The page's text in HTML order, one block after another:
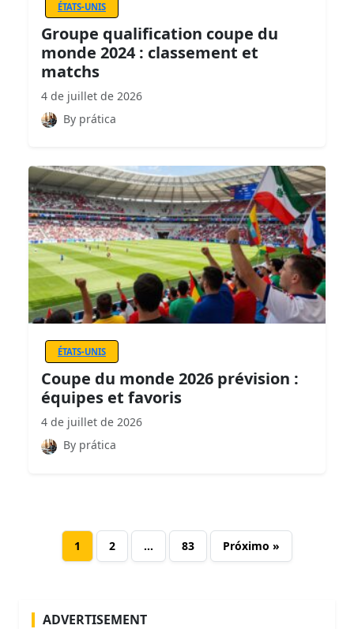
ÉTATS-UNIS
Groupe qualification coupe du
monde 2024 : classement et
matchs
4 de juillet de 2026
By prática
ÉTATS-UNIS
Coupe du monde 2026 prévision :
équipes et favoris
4 de juillet de 2026
By prática
1 2 … 83 Próximo »
ADVERTISEMENT